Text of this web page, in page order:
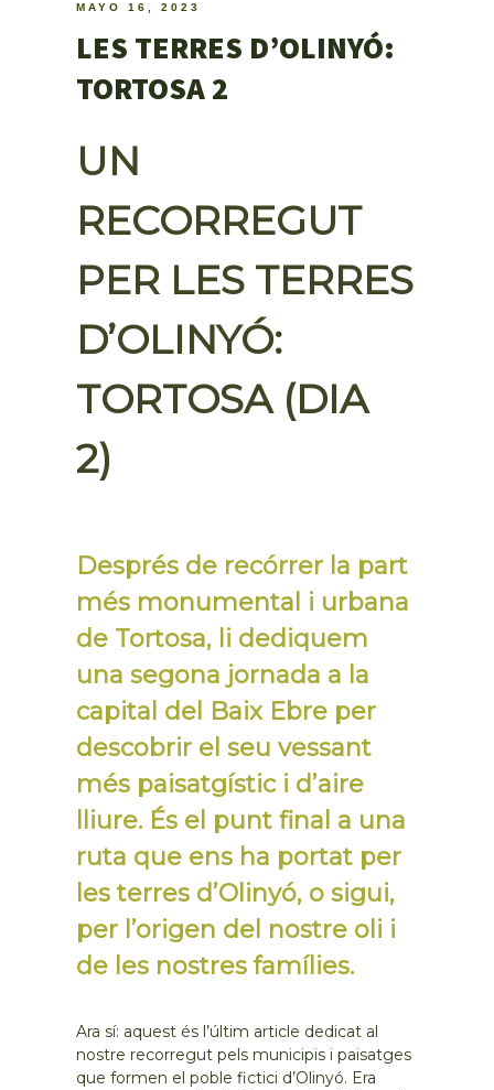
MAYO 16, 2023
LES TERRES D’OLINYÓ:
TORTOSA 2
UN
RECORREGUT
PER LES TERRES
D’OLINYÓ:
TORTOSA (DIA
2)
Després de recórrer la part
més monumental i urbana
de Tortosa, li dediquem
una segona jornada a la
capital del Baix Ebre per
descobrir el seu vessant
més paisatgístic i d’aire
lliure. És el punt final a una
ruta que ens ha portat per
les terres d’Olinyó, o sigui,
per l’origen del nostre oli i
de les nostres famílies.
Ara sí: aquest és l’últim article dedicat al
nostre recorregut pels municipis i paisatges
que formen el poble fictici d’Olinyó. Era